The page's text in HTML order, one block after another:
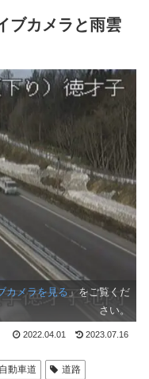
ブカメラと雨雲
カメラを見る 」をご覧くだ
さい。
2022.04.01 2023.07.16
動車道 道路